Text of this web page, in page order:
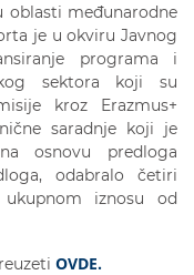
oblasti međunarodne
je u okviru Javnog
programa i
sektora koji su
kroz Erazmus+
saradnje koji je
osnovu predloga
odabralo četiri
iznosu od
OVDE.